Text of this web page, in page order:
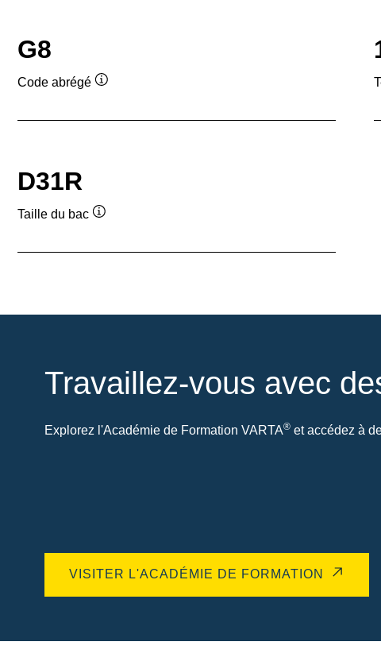
G8
Code abrégé
D31R
Taille du bac
Travaillez-vous avec
Explorez l'Académie de Formation VARTA® et accédez à
VISITER L'ACADÉMIE DE FORMATION